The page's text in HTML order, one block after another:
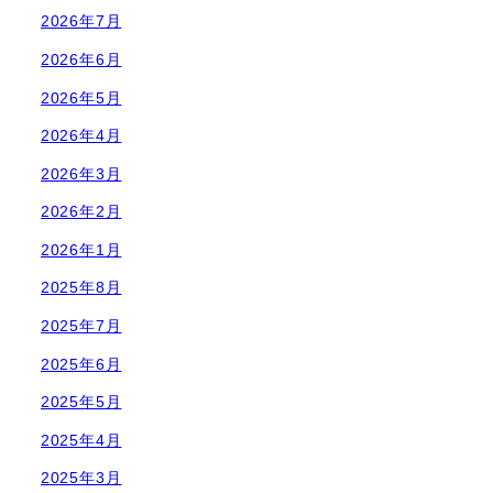
2026年7月
2026年6月
2026年5月
2026年4月
2026年3月
2026年2月
2026年1月
2025年8月
2025年7月
2025年6月
2025年5月
2025年4月
2025年3月